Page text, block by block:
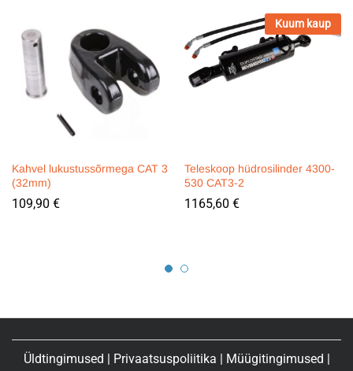
Kahvel lukustussõrmega CAT 3
(32mm)
109,90 €
Kuum kaup
Teleskoop hüdrosilinder 4300-
530 CAT3-2
1165,60 €
Üldtingimused | Privaatsuspoliitika | Müügitingimused |